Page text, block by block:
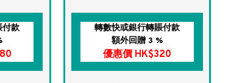
付款
轉數快或銀行轉賬付款
額外回贈 3 %
優惠價 HK$320